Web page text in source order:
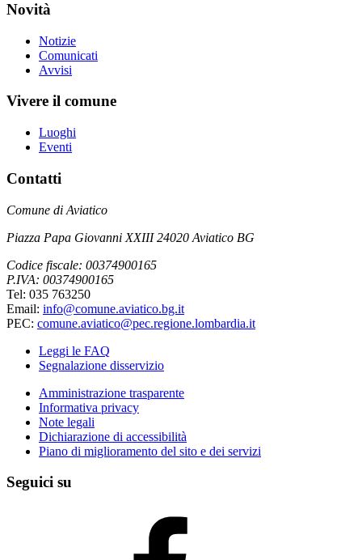
Novità
Notizie
Comunicati
Avvisi
Vivere il comune
Luoghi
Eventi
Contatti
Comune di Aviatico
Piazza Papa Giovanni XXIII 24020 Aviatico BG
Codice fiscale: 00374900165
P.IVA: 00374900165
Tel: 035 763250
Email: info@comune.aviatico.bg.it
PEC: comune.aviatico@pec.regione.lombardia.it
Leggi le FAQ
Segnalazione disservizio
Amministrazione trasparente
Informativa privacy
Note legali
Dichiarazione di accessibilità
Piano di miglioramento del sito e dei servizi
Seguici su